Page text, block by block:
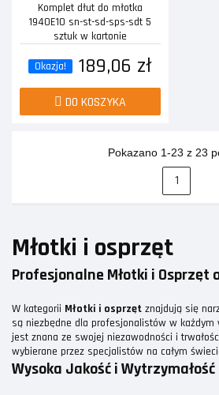
Komplet dłut do młotka
1940E10 sn-st-sd-sps-sdt 5
sztuk w kartonie
Okazja! 189,06 zł
DO KOSZYKA
Pokazano 1-23 z 23
1
Młotki i osprzęt
Profesjonalne Młotki i Osprzęt
W kategorii Młotki i osprzęt znajdują się
są niezbędne dla profesjonalistów w każdym
jest znana ze swojej niezawodności i
wybierane przez specjalistów na całym
Wysoka Jakość i Wytrzymałość